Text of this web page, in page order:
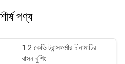
শীর্ষ পণ্য
1.2 কেভি ট্রান্সফর্মার চীনামাটির
বাসন বুশিং